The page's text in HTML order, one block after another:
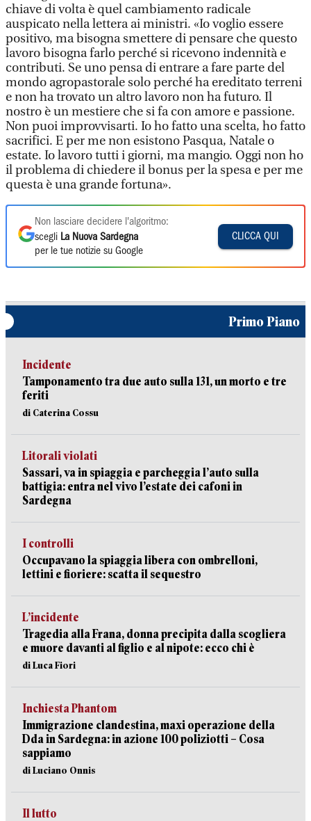
chiave di volta è quel cambiamento radicale
auspicato nella lettera ai ministri. «Io voglio essere
positivo, ma bisogna smettere di pensare che questo
lavoro bisogna farlo perché si ricevono indennità e
contributi. Se uno pensa di entrare a fare parte del
mondo agropastorale solo perché ha ereditato terreni
e non ha trovato un altro lavoro non ha futuro. Il
nostro è un mestiere che si fa con amore e passione.
Non puoi improvvisarti. Io ho fatto una scelta, ho fatto
sacrifici. E per me non esistono Pasqua, Natale o
estate. Io lavoro tutti i giorni, ma mangio. Oggi non ho
il problema di chiedere il bonus per la spesa e per me
questa è una grande fortuna».
Non lasciare decidere l'algoritmo:
scegli La Nuova Sardegna
per le tue notizie su Google
CLICCA QUI
Primo Piano
Incidente
Tamponamento tra due auto sulla 131, un morto e tre
feriti
di Caterina Cossu
Litorali violati
Sassari, va in spiaggia e parcheggia l’auto sulla
battigia: entra nel vivo l’estate dei cafoni in
Sardegna
I controlli
Occupavano la spiaggia libera con ombrelloni,
lettini e fioriere: scatta il sequestro
L’incidente
Tragedia alla Frana, donna precipita dalla scogliera
e muore davanti al figlio e al nipote: ecco chi è
di Luca Fiori
Inchiesta Phantom
Immigrazione clandestina, maxi operazione della
Dda in Sardegna: in azione 100 poliziotti – Cosa
sappiamo
di Luciano Onnis
Il lutto